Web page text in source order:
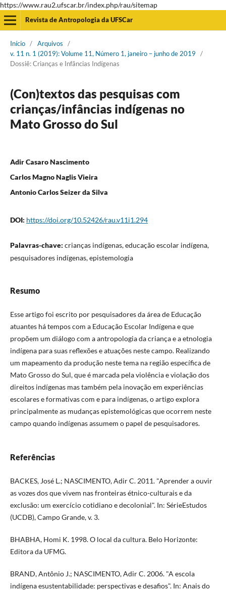
https://www.rau2.ufscar.br/index.php/rau/sitemap
Revista de Antropologia da UFSCar
Início / Arquivos
/
v. 11 n. 1 (2019): Volume 11, Número 1, janeiro – junho de 2019
/
Dossiê: Crianças e Infâncias Indígenas
(Con)textos das pesquisas com
crianças/infâncias indígenas no
Mato Grosso do Sul
Adir Casaro Nascimento
Carlos Magno Naglis Vieira
Antonio Carlos Seizer da Silva
DOI: https://doi.org/10.52426/rau.v11i1.294
Palavras-chave: crianças indígenas, educação escolar indígena,
pesquisadores indígenas, epistemologia
Resumo
Esse artigo foi escrito por pesquisadores da área de Educação
atuantes há tempos com a Educação Escolar Indígena e que
propõem um diálogo com a antropologia da criança e a etnologia
indígena para suas reflexões e atuações neste campo. Realizando
um mapeamento da produção neste tema na região específica de
Mato Grosso do Sul, que é marcada pela violência e violação dos
direitos indígenas mas também pela inovação em experiências
escolares e formativas com e para indígenas, o artigo explora
principalmente as mudanças epistemológicas que ocorrem neste
campo quando indígenas assumem o papel de pesquisadores.
Referências
BACKES, José L.; NASCIMENTO, Adir C. 2011. "Aprender a ouvir
as vozes dos que vivem nas fronteiras étnico-culturais e da
exclusão: um exercício cotidiano e decolonial". In: SérieEstudos
(UCDB), Campo Grande, v. 3.
BHABHA, Homi K. 1998. O local da cultura. Belo Horizonte:
Editora da UFMG.
BRAND, Antônio J.; NASCIMENTO, Adir C. 2006. "A escola
indígena esustentabilidade: perspectivas e desafios". In: Anais do